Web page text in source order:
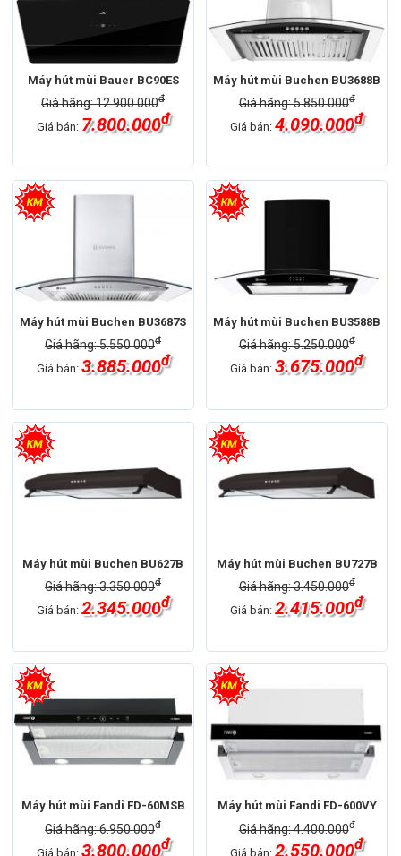
Máy hút mùi Bauer BC90ES
Giá hãng: 12.900.000đ
Giá bán: 7.800.000đ
Máy hút mùi Buchen BU3688B
Giá hãng: 5.850.000đ
Giá bán:4.090.000đ
Máy hút mùi Buchen BU3687S
Giá hãng: 5.550.000đ
Giá bán: 3.885.000đ
Máy hút mùi Buchen BU3588B
Giá hãng: 5.250.000đ
Giá bán:3.675.000đ
Máy hút mùi Buchen BU627B
Giá hãng: 3.350.000đ
Giá bán: 2.345.000đ
Máy hút mùi Buchen BU727B
Giá hãng: 3.450.000đ
Giá bán:2.415.000đ
Máy hút mùi Fandi FD-60MSB
Giá hãng: 6.950.000đ
Giá bán: 3.800.000đ
Máy hút mùi Fandi FD-600VY
Giá hãng: 4.400.000đ
Giá bán:2.550.000đ